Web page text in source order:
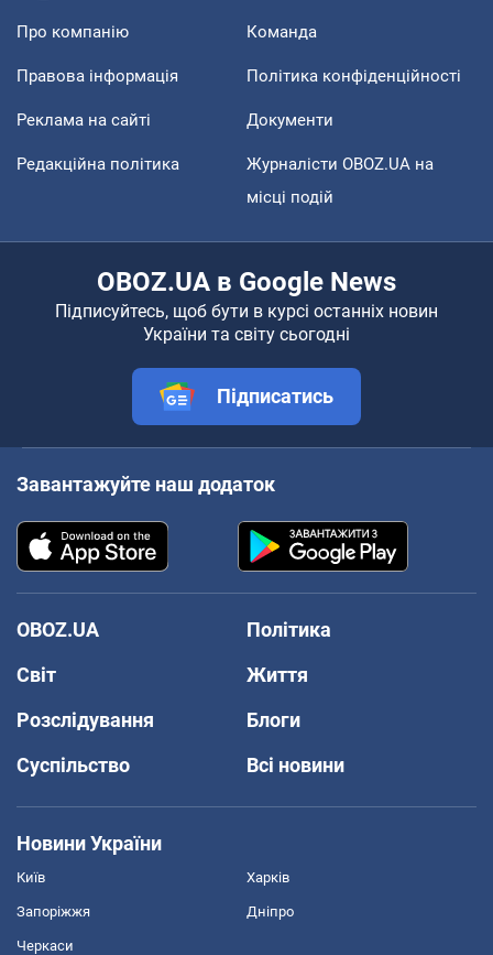
Про компанію Команда
Правова інформація Політика конфіденційності
Реклама на сайті Документи
Редакційна політика
Журналісти OBOZ.UA на
місці подій
OBOZ.UA в Google News
Підписуйтесь, щоб бути в курсі останніх новин
України та світу сьогодні
Підписатись
Завантажуйте наш додаток
OBOZ.UA
Політика
Світ
Життя
Розслідування
Блоги
Суспільство
Всі новини
Новини України
Київ Харків
Запоріжжя Дніпро
Черкаси